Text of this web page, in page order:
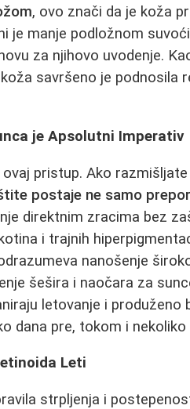
, ovo znači da je koža
je manje podložnom
za njihovo uvodenje.
savršeno je podnosila
je Apsolutni Imperativ
pristup. Ako
postaje ne samo
direktnim zracima bez
i trajnih
nanošenje
šešira i naočara za
letovanje i produženo
dana pre, tokom i
Leti
strpljenja i